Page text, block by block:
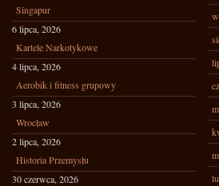
Singapur
6 lipca, 2026
Kartele Narkotykowe
4 lipca, 2026
Aerobik i fitness grupowy
3 lipca, 2026
Wrocław
2 lipca, 2026
Historia Przemysłu
30 czerwca, 2026